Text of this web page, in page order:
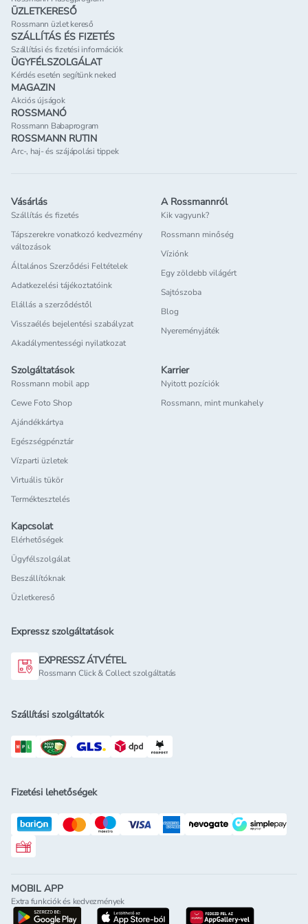
ÜZLETKERESŐ
Rossmann üzlet kereső
SZÁLLÍTÁS ÉS FIZETÉS
Szállítási és fizetési információk
ÜGYFÉLSZOLGÁLAT
Kérdés esetén segítünk neked
MAGAZIN
Akciós újságok
ROSSMANÓ
Rossmann Babaprogram
ROSSMANN RUTIN
Arc-, haj- és szájápolási tippek
Vásárlás
Szállítás és fizetés
Tápszerekre vonatkozó kedvezmény
változások
Általános Szerződési Feltételek
Adatkezelési tájékoztatóink
Elállás a szerződéstől
Visszaélés bejelentési szabályzat
Akadálymentességi nyilatkozat
A Rossmannról
Kik vagyunk?
Rossmann minőség
Víziónk
Egy zöldebb világért
Sajtószoba
Blog
Nyereményjáték
Szolgáltatások
Rossmann mobil app
Cewe Foto Shop
Ajándékkártya
Egészségpénztár
Vízparti üzletek
Virtuális tükör
Terméktesztelés
Karrier
Nyitott pozíciók
Rossmann, mint munkahely
Kapcsolat
Elérhetőségek
Ügyfélszolgálat
Beszállítóknak
Üzletkereső
Expressz szolgáltatások
EXPRESSZ ÁTVÉTEL
Rossmann Click & Collect szolgáltatás
Szállítási szolgáltatók
Fizetési lehetőségek
Rossmann ajándékkártya
MOBIL APP
Extra funkciók és kedvezmények
letöltés a google-play-rölletöltés az app-store-ból
letöltés